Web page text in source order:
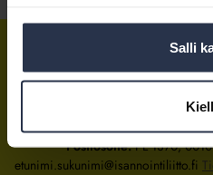
Salli
Isännöintiliiton toimisto
Postiosoite:PL 1370,
etunimi.sukunimi@isannointiliitto.fi